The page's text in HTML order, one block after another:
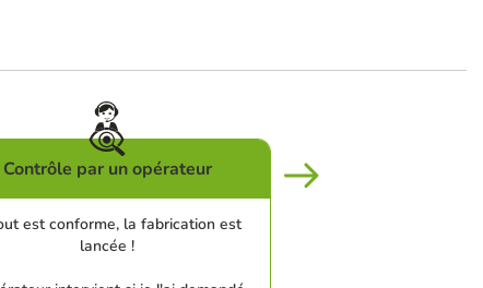
Contrôle par un opérateur
est conforme, la fabrication est
lancée !